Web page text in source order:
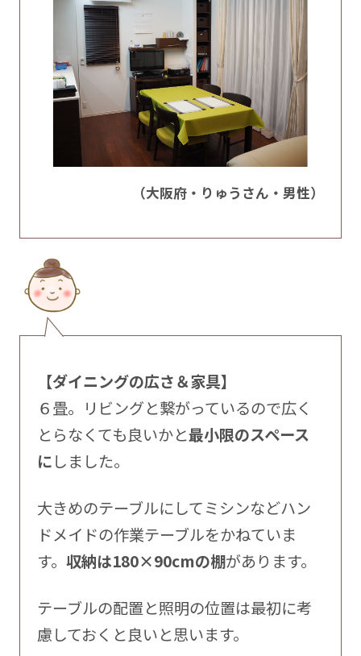
（大阪府・りゅうさん・男性）
【ダイニングの広さ＆家具】
６畳。リビングと繋がっているので広く
とらなくても良いかと最小限のスペース
にしました。
大きめのテーブルにしてミシンなどハン
ドメイドの作業テーブルをかねていま
す。 収納は180×90cmの棚があります。
テーブルの配置と照明の位置は最初に考
慮しておくと良いと思います。